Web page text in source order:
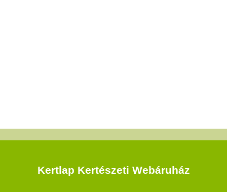
Kertlap Kertészeti Webáruház